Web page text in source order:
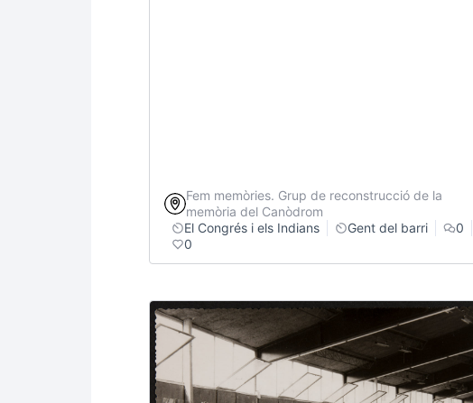
Fem memòries. Grup de reconstrucció de la
memòria del Canòdrom
El Congrés i els Indians
Gent del barri
0
0